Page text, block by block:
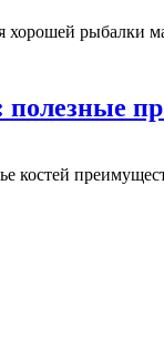
хорошей рыбалки
полезные
костей